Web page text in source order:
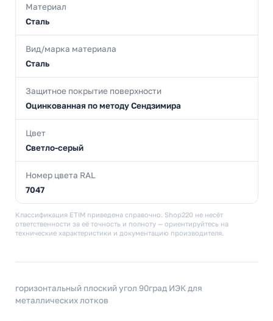
Материал
Сталь
Вид/марка материала
Сталь
Защитное покрытие поверхности
Оцинкованная по методу Сендзимира
Цвет
Светло-серый
Номер цвета RAL
7047
Классификация ETIM приведена справочно. Shop220 не несёт
ответственности за её точность и полноту — ориентируйтесь на
технические характеристики и документацию производителя.
горизонтальный плоский угол 90град ИЭК для
металлических лотков